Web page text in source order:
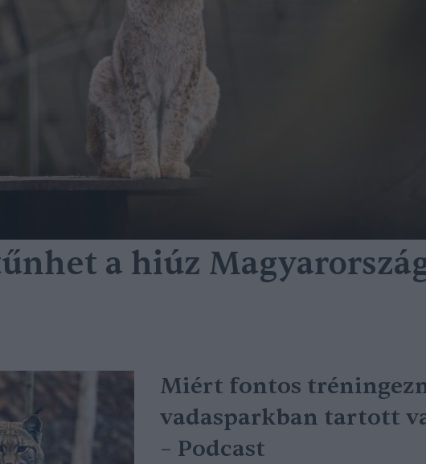
a hiúz
Miért fontos
vadasparkban tartott
– Podcast